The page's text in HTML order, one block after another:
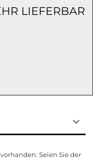
LIEFERBAR
Seien Sie der